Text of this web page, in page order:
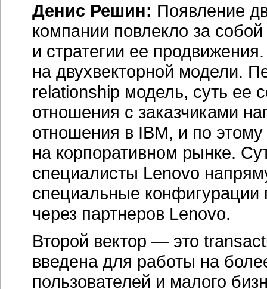
Денис Решин: Появление
компании повлекло за
и стратегии ее
на двухвекторной модели.
relationship модель, суть ее
отношения с заказчиками
отношения в IBM, и по
на корпоративном рынке.
специалисты Lenovo
специальные конфигурации
через партнеров Lenovo.
Второй вектор — это
введена для работы на
пользователей и малого